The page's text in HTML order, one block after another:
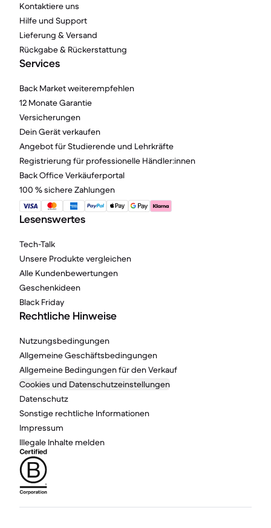
Kontaktiere uns
Hilfe und Support
Lieferung & Versand
Rückgabe & Rückerstattung
Services
Back Market weiterempfehlen
12 Monate Garantie
Versicherungen
Dein Gerät verkaufen
Angebot für Studierende und Lehrkräfte
Registrierung für professionelle Händler:innen
Back Office Verkäuferportal
100 % sichere Zahlungen
Lesenswertes
Tech-Talk
Unsere Produkte vergleichen
Alle Kundenbewertungen
Geschenkideen
Black Friday
Rechtliche Hinweise
Nutzungsbedingungen
Allgemeine Geschäftsbedingungen
Allgemeine Bedingungen für den Verkauf
Cookies und Datenschutzeinstellungen
Datenschutz
Sonstige rechtliche Informationen
Impressum
Illegale Inhalte melden